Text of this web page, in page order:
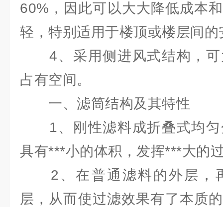
60%，因此可以大大降低成本
轻，特别适用于楼顶或楼层间的
4、采用侧进风式结构，可
占有空间。
一、滤筒结构及其特性
1、刚性滤料成折叠式均匀
具有***小的体积，发挥***大的
2、在普通滤料的外层，
层，从而使过滤效果有了本质